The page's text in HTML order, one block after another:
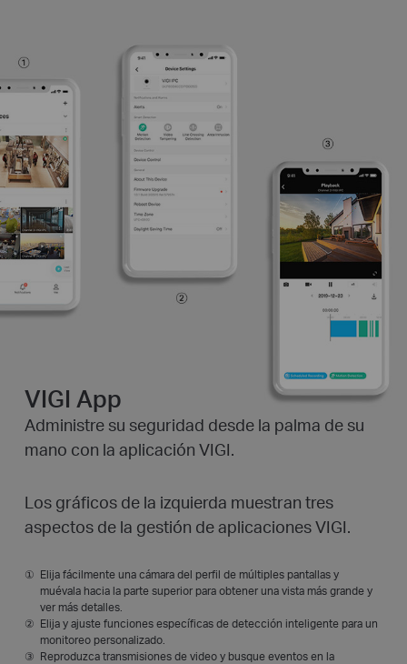
VIGI App
Administre su seguridad desde la palma de su
mano con la aplicación VIGI.
Los gráficos de la izquierda muestran tres
aspectos de la gestión de aplicaciones VIGI.
Elija fácilmente una cámara del perfil de múltiples pantallas y
muévala hacia la parte superior para obtener una vista más grande y
ver más detalles.
Elija y ajuste funciones específicas de detección inteligente para un
monitoreo personalizado.
Reproduzca transmisiones de video y busque eventos en la